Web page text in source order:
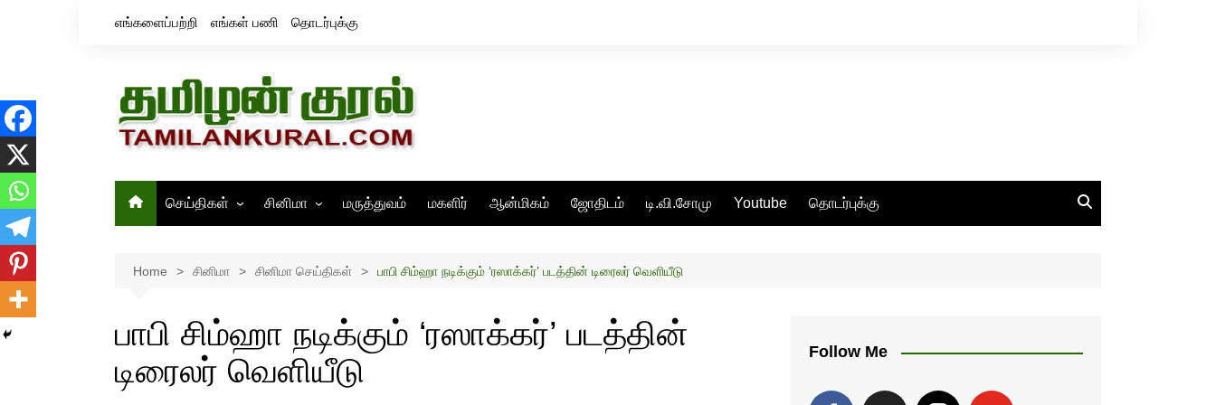
எங்களைப்பற்றி எங்கள் பணி தொடர்புக்கு
செய்திகள்
இந்தியா
சினிமா
திரைவிமர்சனம்
மருத்துவம் மகளிர் ஆன்மிகம் ஜோதிடம் டி.வி.சோமு Youtube தொடர்புக்கு
Home சினிமா சினிமா செய்திகள் பாபி சிம்ஹா நடிக்கும் ‘ரஸாக்கர்’ படத்தின் டிரைலர் வெளியீடு
பாபி சிம்ஹா நடிக்கும் ‘ரஸாக்கர்’ படத்தின்
டிரைலர் வெளியீடு
Follow Me